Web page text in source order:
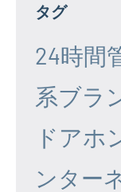
タグ
24時間
系ブラ
ドアホ
ンター